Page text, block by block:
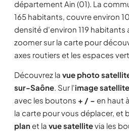
département Ain (01). La
165 habitants, couvre environ
densité d'environ 119 habitants
zoomer sur la carte pour
axes routiers et les espaces
Découvrez la vue photo
sur-Saône. Sur l'image satellite
avec les boutons + / − en haut
la carte pour vous déplacer, et
planet la vue satellitevia les